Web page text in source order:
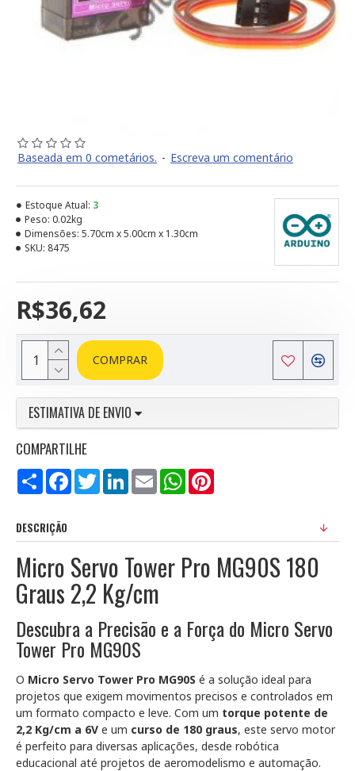
Baseada em 0 cometários. - Escreva um comentário
R$36,62
Estoque Atual: 3
Peso: 0.02kg
Dimensões: 5.70cm x 5.00cm x 1.30cm
SKU: 8475
COMPRAR
ESTIMATIVA DE ENVIO
COMPARTILHE
Compartilhar
FacebookTwitterLinkedInEmail WhatsApp
DESCRIÇÃO
Micro Servo Tower Pro MG90S 180
Graus 2,2 Kg/cm
Descubra a Precisão e a Força do Micro Servo
Tower Pro MG90S
O Micro Servo Tower Pro MG90S é a solução ideal para
projetos que exigem movimentos precisos e controlados em
um formato compacto e leve. Com um torque potente de
2,2 Kg/cm a 6V e um curso de 180 graus, este servo motor
é perfeito para diversas aplicações, desde robótica
educacional até projetos de aeromodelismo e automação.